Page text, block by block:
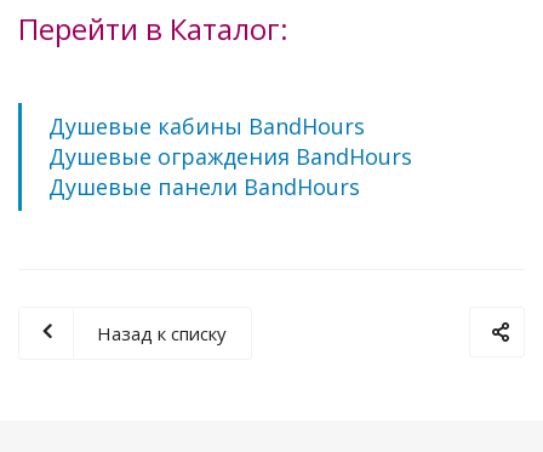
Перейти в Каталог:
Душевые кабины BandHours
Душевые ограждения BandHours
Душевые панели BandHours
Назад к списку